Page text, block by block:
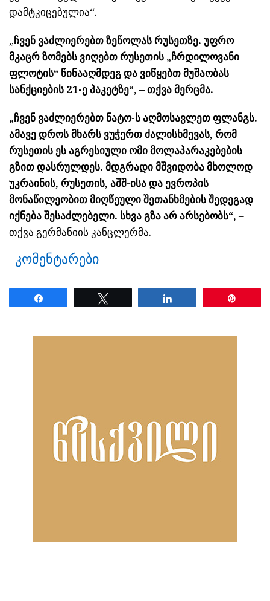
დამტკიცებულია“.
„ჩვენ ვაძლიერებთ ზეწოლას რუსეთზე. უფრო
მკაცრ ზომებს ვიღებთ რუსეთის „ჩრდილოვანი
ფლოტის“ წინააღმდეგ და ვიწყებთ მუშაობას
სანქციების 21-ე პაკეტზე“, – თქვა მერცმა.
​„ჩვენ ვაძლიერებთ ნატო-ს აღმოსავლეთ ფლანგს.
ამავე დროს მხარს ვუჭერთ ძალისხმევას, რომ
რუსეთის ეს აგრესიული ომი მოლაპარაკებების
გზით დასრულდეს. მდგრადი მშვიდობა მხოლოდ
უკრაინის, რუსეთის, აშშ-ისა და ევროპის
მონაწილეობით მიღწეული შეთანხმების შედეგად
იქნება შესაძლებელი. სხვა გზა არ არსებობს“, –
თქვა გერმანიის კანცლერმა.
კომენტარები